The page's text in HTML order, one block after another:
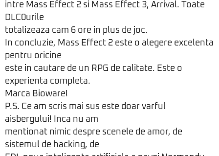
intre Mass Effect 2 si Mass Effect 3, Arrival. Toate
DLC0urile
totalizeaza cam 6 ore in plus de joc.
In concluzie, Mass Effect 2 este o alegere excelenta
pentru oricine
este in cautare de un RPG de calitate. Este o
experienta completa.
Marca Bioware!
P.S. Ce am scris mai sus este doar varful
aisbergului! Inca nu am
mentionat nimic despre scenele de amor, de
sistemul de hacking, de